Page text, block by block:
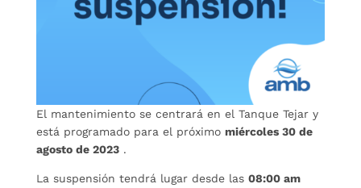
El mantenimiento se centrará en el Tanque Tejar y
está programado para el próximo miércoles 30 de
agosto de 2023.
La suspensión tendrá lugar desde las 08:00 am